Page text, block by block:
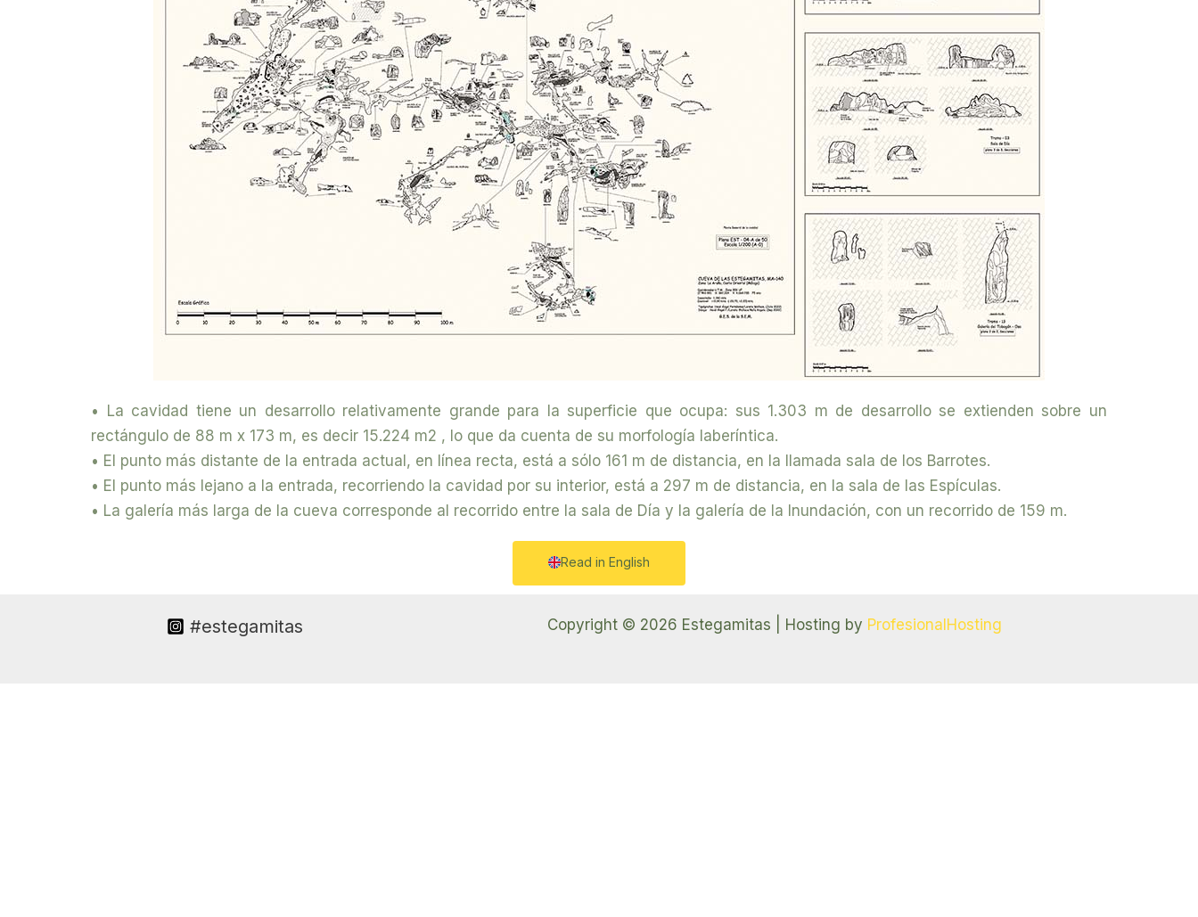
• La cavidad tiene un desarrollo relativamente grande para la superficie que ocupa: sus 1.303 m de desarrollo se extienden sobre un
rectángulo de 88 m x 173 m, es decir 15.224 m2 , lo que da cuenta de su morfología laberíntica.
• El punto más distante de la entrada actual, en línea recta, está a sólo 161 m de distancia, en la llamada sala de los Barrotes.
• El punto más lejano a la entrada, recorriendo la cavidad por su interior, está a 297 m de distancia, en la sala de las Espículas.
• La galería más larga de la cueva corresponde al recorrido entre la sala de Día y la galería de la Inundación, con un recorrido de 159 m.
Read in English
#estegamitas Copyright © 2026 Estegamitas | Hosting by ProfesionalHosting